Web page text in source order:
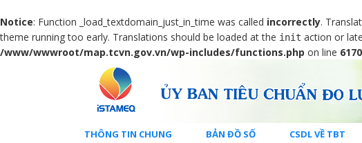
Notice: Function _load_textdomain_just_in_time was called incorrectly.
theme running too early. Translations should be loaded at the init action or
/www/wwwroot/map.tcvn.gov.vn/wp-includes/functions.php on line 6170
THÔNG TIN CHUNG BẢN ĐỒ SỐ CSDL VỀ TBT